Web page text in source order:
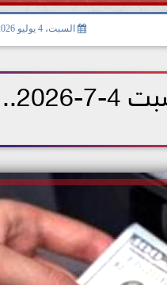
الصحة السبت، 4 يوليو 2026